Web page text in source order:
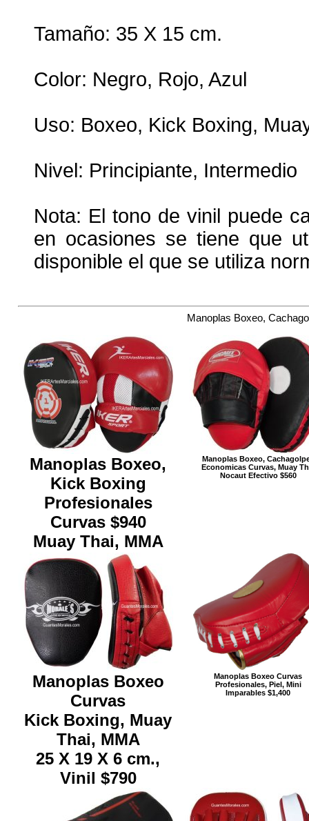
Tamaño: 35 X 15 cm.
Color: Negro, Rojo, Azul
Uso: Boxeo, Kick Boxing,
Nivel: Principiante, Intermedio
Nota: El tono de vinil puede
en ocasiones se tiene que
disponible el que se utiliza
Manoplas Boxeo,
Manoplas Boxeo,
Kick Boxing
Profesionales
Curvas $940
Muay Thai, MMA
Manoplas Boxeo,
Economicas Curvas, Muay
Nocaut Efectivo $560
Manoplas Boxeo
Curvas
Kick Boxing, Muay
Thai, MMA
25 X 19 X 6 cm.,
Vinil $790
Manoplas Boxeo Curvas
Profesionales, Piel, Mini
Imparables $1,400